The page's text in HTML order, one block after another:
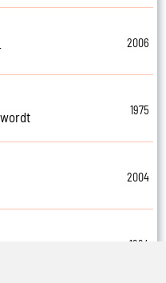
2006
1975
2004
1994